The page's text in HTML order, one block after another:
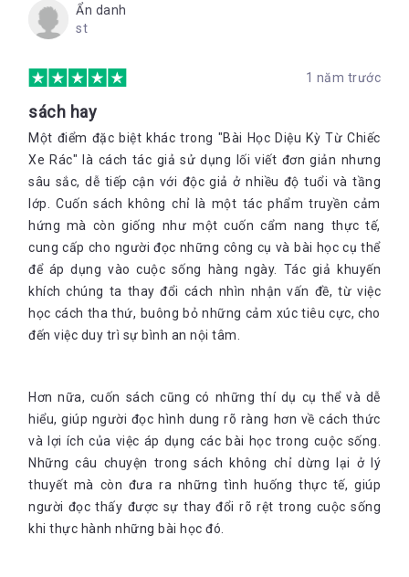
Ẩn danh
st
1 năm trước
sách hay
Một điểm đặc biệt khác trong "Bài Học Diệu Kỳ Từ Chiếc
Xe Rác" là cách tác giả sử dụng lối viết đơn giản nhưng
sâu sắc, dễ tiếp cận với độc giả ở nhiều độ tuổi và tầng
lớp. Cuốn sách không chỉ là một tác phẩm truyền cảm
hứng mà còn giống như một cuốn cẩm nang thực tế,
cung cấp cho người đọc những công cụ và bài học cụ thể
để áp dụng vào cuộc sống hàng ngày. Tác giả khuyến
khích chúng ta thay đổi cách nhìn nhận vấn đề, từ việc
học cách tha thứ, buông bỏ những cảm xúc tiêu cực, cho
đến việc duy trì sự bình an nội tâm.
Hơn nữa, cuốn sách cũng có những thí dụ cụ thể và dễ
hiểu, giúp người đọc hình dung rõ ràng hơn về cách thức
và lợi ích của việc áp dụng các bài học trong cuộc sống.
Những câu chuyện trong sách không chỉ dừng lại ở lý
thuyết mà còn đưa ra những tình huống thực tế, giúp
người đọc thấy được sự thay đổi rõ rệt trong cuộc sống
khi thực hành những bài học đó.